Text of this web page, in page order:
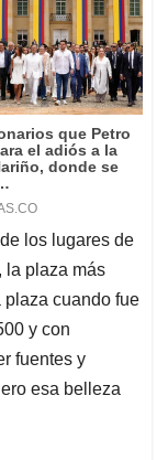
los lugares de
la plaza más
plaza cuando fue
y con
fuentes y
esa belleza